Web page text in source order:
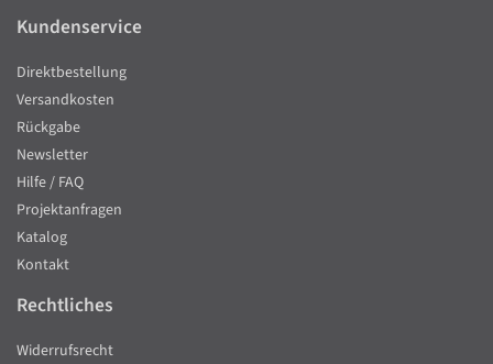
Kundenservice
Direktbestellung
Versandkosten
Rückgabe
Newsletter
Hilfe / FAQ
Projektanfragen
Katalog
Kontakt
Rechtliches
Widerrufsrecht